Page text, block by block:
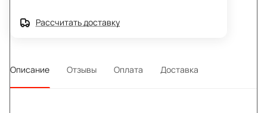
Рассчитать доставку
Описание Отзывы Оплата Доставка